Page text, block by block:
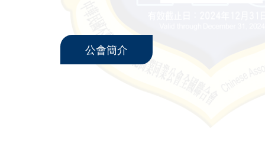
公會簡介